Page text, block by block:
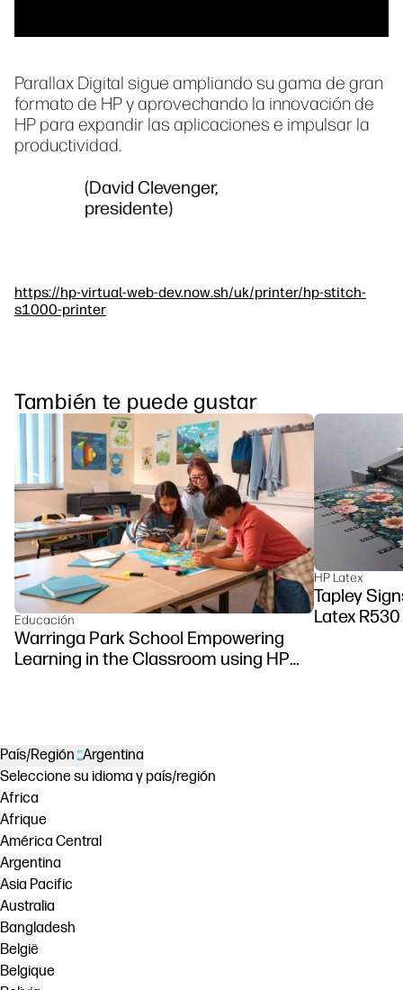
Parallax Digital sigue ampliando su gama de gran
formato de HP y aprovechando la innovación de
HP para expandir las aplicaciones e impulsar la
productividad.
(David Clevenger,
presidente)
https://hp-virtual-web-dev.now.sh/uk/printer/hp-stitch-
s1000-printer
También te puede gustar
Educación
Warringa Park School Empowering
Learning in the Classroom using HP
HP Latex
Tapley
Latex
País/Región Argentina
Seleccione su idioma y país/región
Africa
Afrique
América Central
Argentina
Asia Pacific
Australia
Bangladesh
België
Belgique